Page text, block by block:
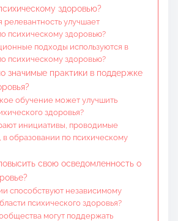
здоровью?
релевантность улучшает
психическому здоровью?
подходы используются в
психическому здоровью?
значимые практики в поддержке
обучение может улучшить
здоровья?
инициативы, проводимые
в образовании по психическому
свою осведомленность о
способствуют независимому
психического здоровья?
могут поддержать